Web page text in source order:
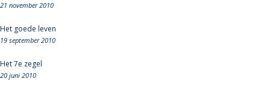
21 november 2010
Het goede leven
19 september 2010
Het 7e zegel
20 juni 2010